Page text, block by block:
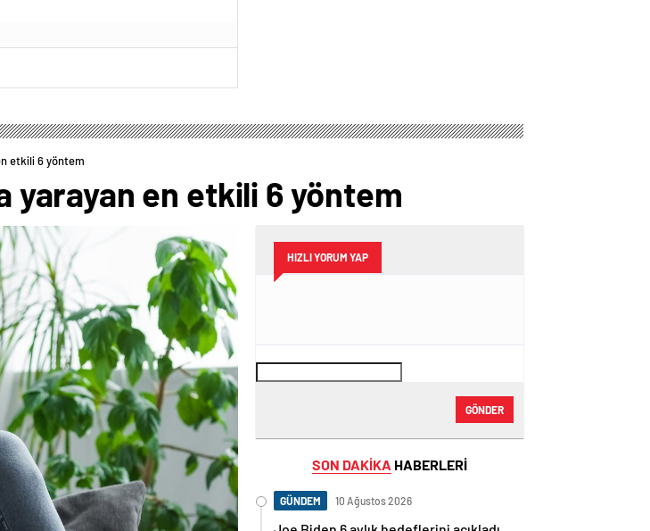
etkili 6 yöntem
yarayan en etkili 6 yöntem
HIZLI YORUM YAP
GÖNDER
SON DAKİKA HABERLERİ
GÜNDEM 10 Ağustos 2026